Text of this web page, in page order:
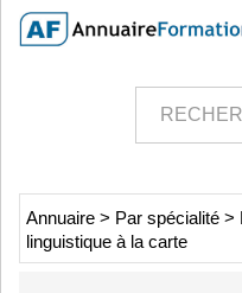
Annuaire > Par spécialité >
linguistique à la carte